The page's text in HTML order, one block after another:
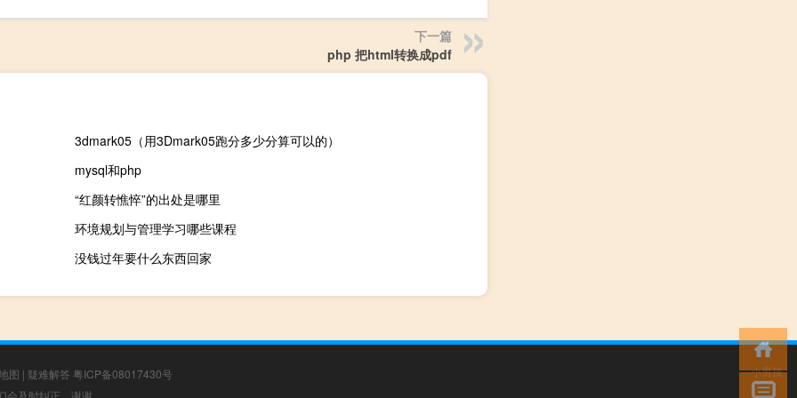
下一篇
php 把html转换成pdf
3dmark05（用3Dmark05跑分多少分算可以的）
mysql和php
“红颜转憔悴”的出处是哪里
环境规划与管理学习哪些课程
没钱过年要什么东西回家
图 | 疑难解答 粤ICP备08017430号
小男孩